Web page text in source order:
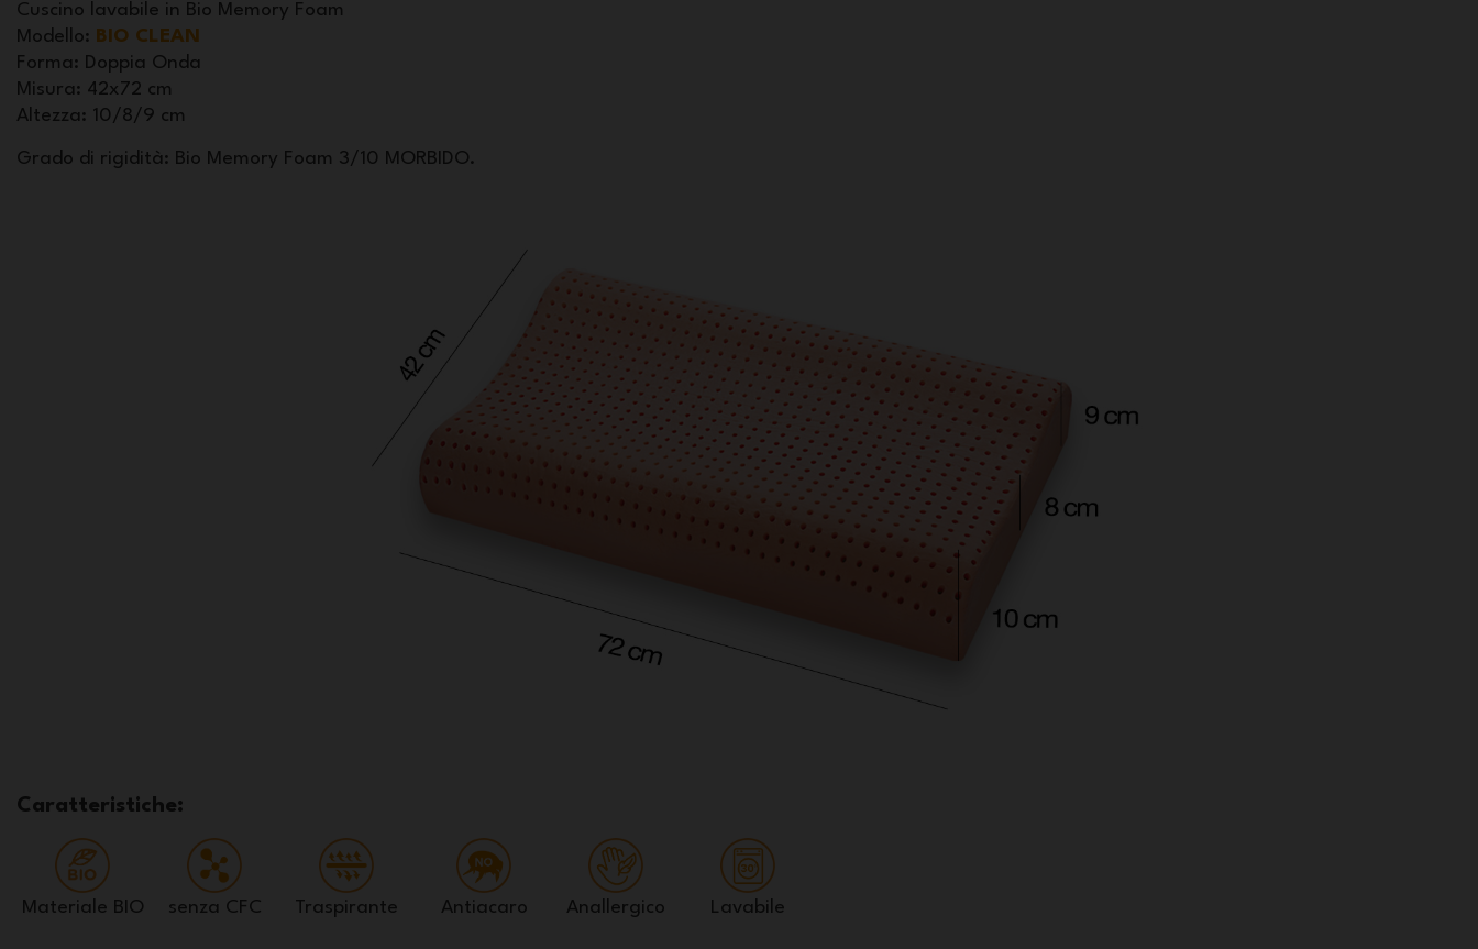
Cuscino lavabile in Bio Memory Foam
Modello: BIO CLEAN
Forma: Doppia Onda
Misura: 42x72 cm
Altezza: 10/8/9 cm
Grado di rigidità: Bio Memory Foam 3/10 MORBIDO.
Caratteristiche:
Materiale BIO senza CFC Traspirante Antiacaro Anallergico Lavabile